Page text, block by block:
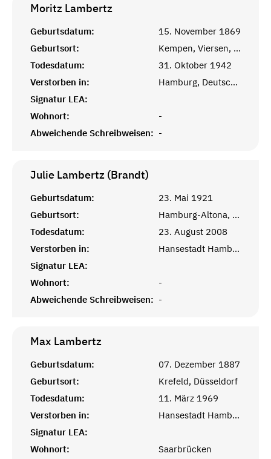
Moritz Lambertz
Geburtsdatum:
15. November 1869
Geburtsort:
Kempen, Viersen, Rheinland
Todesdatum:
31. Oktober 1942
Verstorben in:
Hamburg, Deutsches Reich
Signatur LEA:
Wohnort:
-
Abweichende Schreibweisen: -
Julie Lambertz (Brandt)
Geburtsdatum:
23. Mai 1921
Geburtsort:
Hamburg-Altona, Hansestadt Hamburg
Todesdatum:
23. August 2008
Verstorben in:
Hansestadt Hamburg, BRD
Signatur LEA:
Wohnort:
-
Abweichende Schreibweisen: -
Max Lambertz
Geburtsdatum:
07. Dezember 1887
Geburtsort:
Krefeld, Düsseldorf
Todesdatum:
11. März 1969
Verstorben in:
Hansestadt Hamburg, BRD
Signatur LEA:
Wohnort:
Saarbrücken